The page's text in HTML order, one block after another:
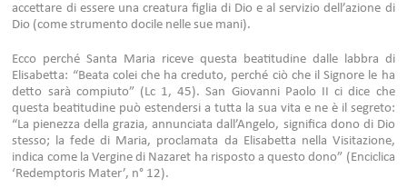
accettare di essere una creatura figlia di Dio e al servizio dell’azione di
Dio (come strumento docile nelle sue mani).
Ecco perché Santa Maria riceve questa beatitudine dalle labbra di
Elisabetta: “Beata colei che ha creduto, perché ciò che il Signore le ha
detto sarà compiuto” (Lc 1, 45). San Giovanni Paolo II ci dice che
questa beatitudine può estendersi a tutta la sua vita e ne è il segreto:
“La pienezza della grazia, annunciata dall’Angelo, significa dono di Dio
stesso; la fede di Maria, proclamata da Elisabetta nella Visitazione,
indica come la Vergine di Nazaret ha risposto a questo dono” (Enciclica
‘Redemptoris Mater’, n° 12).